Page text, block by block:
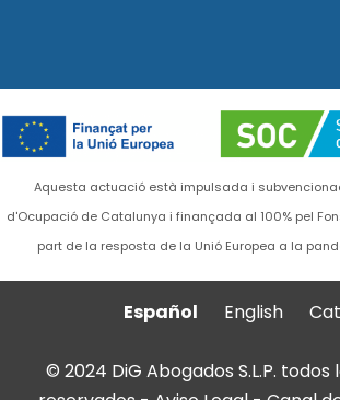
Aquesta actuació està impulsada i
d'Ocupació de Catalunya i finançada al 100% pel
part de la resposta de la Unió Europea a la
Español English
© 2024 DiG Abogados S.L.P.